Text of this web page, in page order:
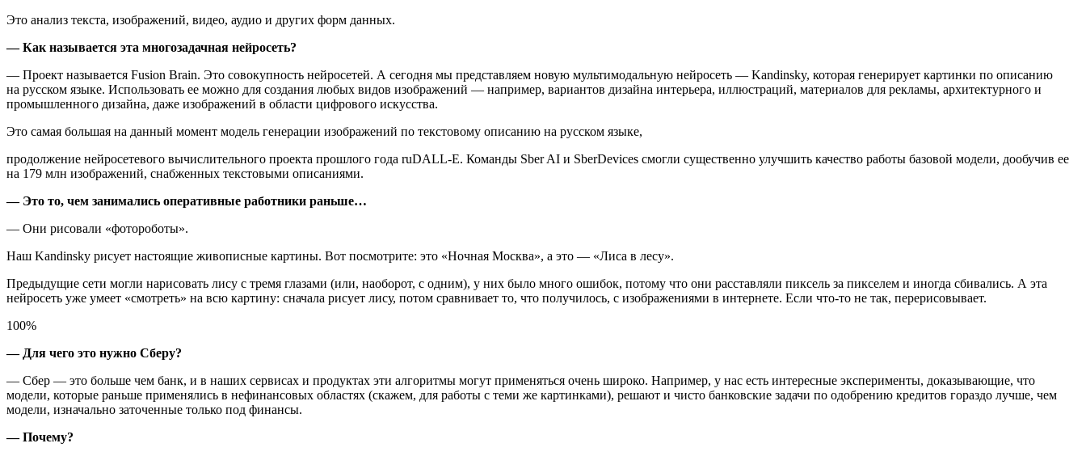
Это анализ текста, изображений, видео, аудио и других форм данных.
— Как называется эта многозадачная нейросеть?
— Проект называется Fusion Brain. Это совокупность нейросетей. А сегодня мы представляем новую мультимодальную нейросеть — Kandinsky, которая генерирует картинки по описанию
на русском языке. Использовать ее можно для создания любых видов изображений — например, вариантов дизайна интерьера, иллюстраций, материалов для рекламы, архитектурного и
промышленного дизайна, даже изображений в области цифрового искусства.
Это самая большая на данный момент модель генерации изображений по текстовому описанию на русском языке,
продолжение нейросетевого вычислительного проекта прошлого года ruDALL-E. Команды Sber AI и SberDevices смогли существенно улучшить качество работы базовой модели, дообучив ее
на 179 млн изображений, снабженных текстовыми описаниями.
— Это то, чем занимались оперативные работники раньше…
— Они рисовали «фотороботы».
Наш Kandinsky рисует настоящие живописные картины. Вот посмотрите: это «Ночная Москва», а это — «Лиса в лесу».
Предыдущие сети могли нарисовать лису с тремя глазами (или, наоборот, с одним), у них было много ошибок, потому что они расставляли пиксель за пикселем и иногда сбивались. А эта
нейросеть уже умеет «смотреть» на всю картину: сначала рисует лису, потом сравнивает то, что получилось, с изображениями в интернете. Если что-то не так, перерисовывает.
100%
— Для чего это нужно Сберу?
— Сбер — это больше чем банк, и в наших сервисах и продуктах эти алгоритмы могут применяться очень широко. Например, у нас есть интересные эксперименты, доказывающие, что
модели, которые раньше применялись в нефинансовых областях (скажем, для работы с теми же картинками), решают и чисто банковские задачи по одобрению кредитов гораздо лучше, чем
модели, изначально заточенные только под финансы.
— Почему?